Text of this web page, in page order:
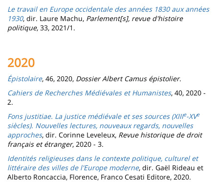
Le travail en Europe occidentale des années 1830 aux années
1930, dir. Laure Machu, Parlement[s], revue d'histoire
politique, 33, 2021/1.
2020
Épistolaire, 46, 2020, Dossier Albert Camus épistolier.
Cahiers de Recherches Médiévales et Humanistes, 40, 2020 -
2.
Fons justitiae. La justice médiévale et ses sources (XIIIe-XVe
siècles). Nouvelles lectures, nouveaux regards, nouvelles
approches, dir. Corinne Leveleux, Revue historique de droit
français et étranger, 2020 - 3.
Identités religieuses dans le contexte politique, culturel et
littéraire des villes de l'Europe moderne, dir. Gaël Rideau et
Alberto Roncaccia, Florence, Franco Cesati Editore, 2020.